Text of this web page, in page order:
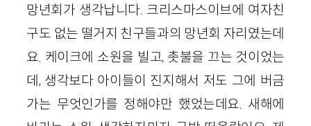
망년회가 생각납니다. 크리스마스이브에 여자친
구도 없는 떨거지 친구들과의 망년회 자리였는데
요. 케이크에 소원을 빌고, 촛불을 끄는 것이었는
데, 생각보다 아이들이 진지해서 저도 그에 버금
가는 무엇인가를 정해야만 했었는데요. 새해에